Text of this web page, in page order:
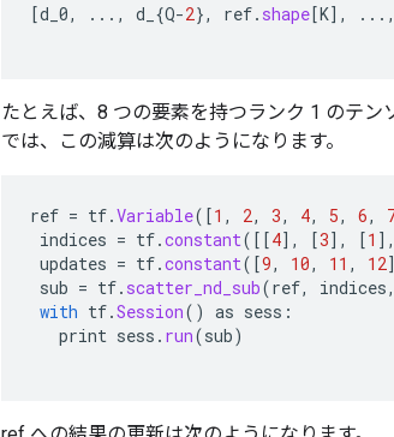
[d_0, ..., d_ {Q-2}, ref. shape[K] , ...,
たとえば、8 つの要素を持つランク 1 のテ
では、この減算は次のようになります。
ref = tf.Variable( [1 , 2, 3, 4, 5, 6,
indices = tf.constant( [[4] , [3] , [1 ] ,
updates = tf.constant( [9, 10, 11 , 12]
sub = tf. scatter_nd_sub(ref, indices,
with tf.Session() as sess :
print sess . run(sub)